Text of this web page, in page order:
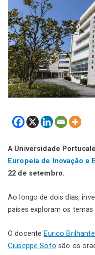
A Universidade
Europeia de Inovação e
22 de setembro.
Ao longo de dois dias,
países exploram os
O docenteEurico
Giuseppe Sofo são os